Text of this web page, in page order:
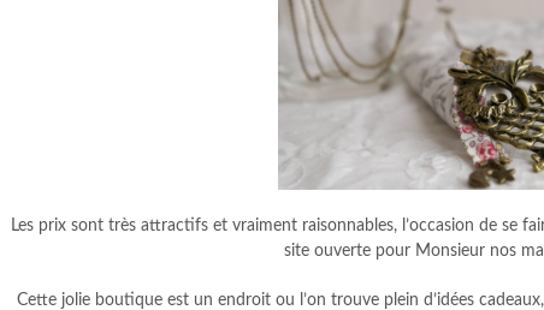
Les prix sont très attractifs et vraiment raisonnables, l’occasion de se
site ouverte pour Monsieur nos
Cette jolie boutique est un endroit ou l’on trouve plein d’idées